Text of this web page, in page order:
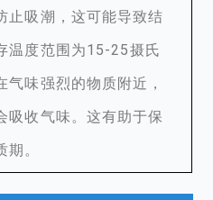
止吸潮，这可能导致结
温度范围为15-25摄氏
气味强烈的物质附近，
吸收气味。这有助于保
。